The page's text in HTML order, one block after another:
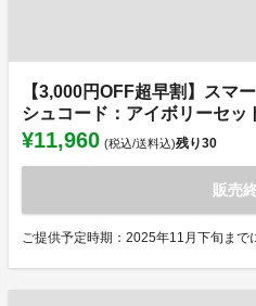
【3,000円OFF超早割】スマ
シュコード：アイボリーセッ
¥11,960 (税込/送料込)残り30
販売
ご提供予定時期：2025年11月下旬まで